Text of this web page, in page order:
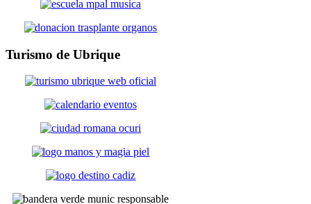
Turismo de Ubrique